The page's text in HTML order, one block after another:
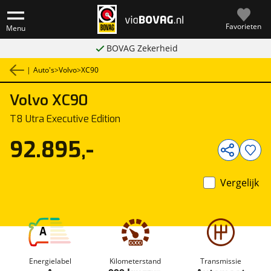
Menu Favorieten
BOVAG Zekerheid
| Auto's>Volvo>XC90
Volvo XC90
T8 Utra Executive Edition
A
Energielabel Kilometerstand Transmissie
92.895,-
Vergelijk